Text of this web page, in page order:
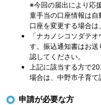
※今回の届出により応
童手当の口座情報は
口座を変更する場合は
「ナカノシコソダテ
す。振込通知書はお
認してください。
上記に該当する方で
場合は、中野市子育て
申請が必要な方